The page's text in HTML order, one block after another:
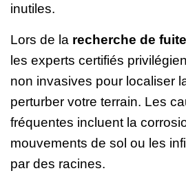
inutiles.
Lors de la recherche de
les experts certifiés
non invasives pour localiser
perturber votre terrain. Les
fréquentes incluent la
mouvements de sol ou les
par des racines.